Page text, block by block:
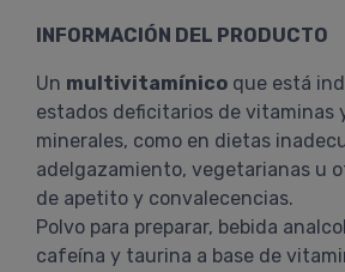
INFORMACIÓN DEL PRODUCTO
Un multivitamínico que está
estados deficitarios de vitaminas
minerales, como en dietas
adelgazamiento, vegetarianas u
de apetito y convalecencias.
Polvo para preparar, bebida
cafeína y taurina a base de